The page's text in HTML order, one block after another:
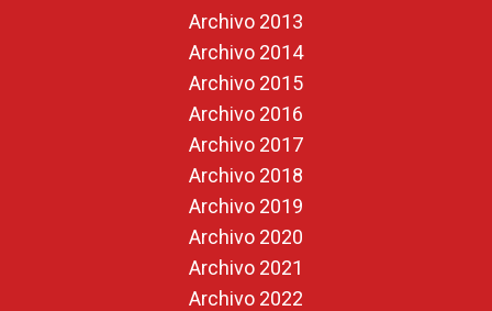
Archivo 2013
Archivo 2014
Archivo 2015
Archivo 2016
Archivo 2017
Archivo 2018
Archivo 2019
Archivo 2020
Archivo 2021
Archivo 2022